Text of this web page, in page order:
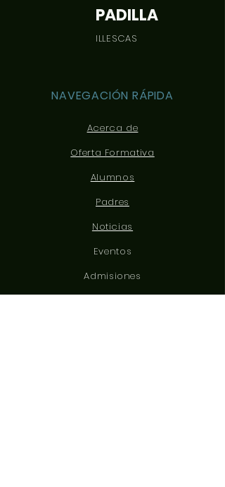
PADILLA
ILLESCAS
NAVEGACIÓN RÁPIDA
Acerca de
Oferta Formativa
Alumnos
Padres
Noticias
Eventos
Admisiones